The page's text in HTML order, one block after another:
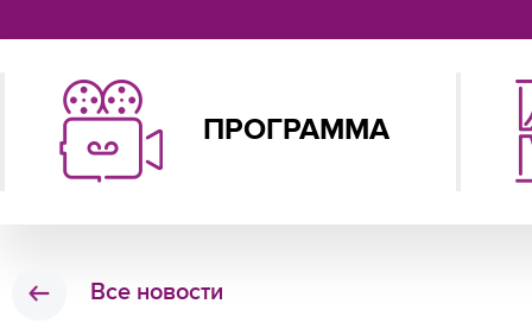
ПРОГРАММА
Все новости